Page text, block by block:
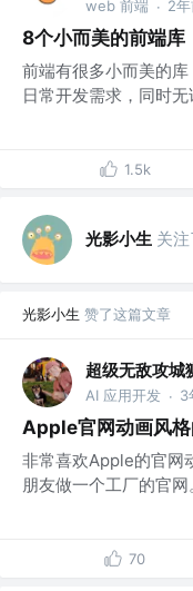
web 前端 · 2年
8个小而美的前端库
前端有很多小而美的
日常开发需求，同时
1.5k
光影小生 关注
光影小生 赞了这篇文章
超级无敌攻城
AI 应用开发 · 3
Apple官网动画风
非常喜欢Apple的官网
朋友做一个工厂的官
70